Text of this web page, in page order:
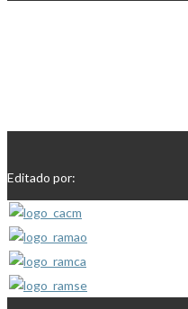
Editado por: